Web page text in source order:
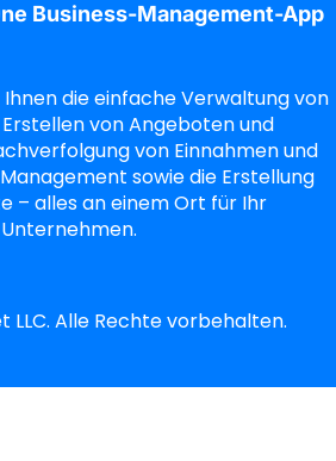
Business-Management-App
die einfache Verwaltung von
von Angeboten und
von Einnahmen und
sowie die Erstellung
– alles an einem Ort für Ihr
Unternehmen.
LLC. Alle Rechte vorbehalten.